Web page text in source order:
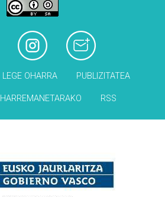
LEGE OHARRA PUBLIZITATEA
HARREMANETARAKO RSS